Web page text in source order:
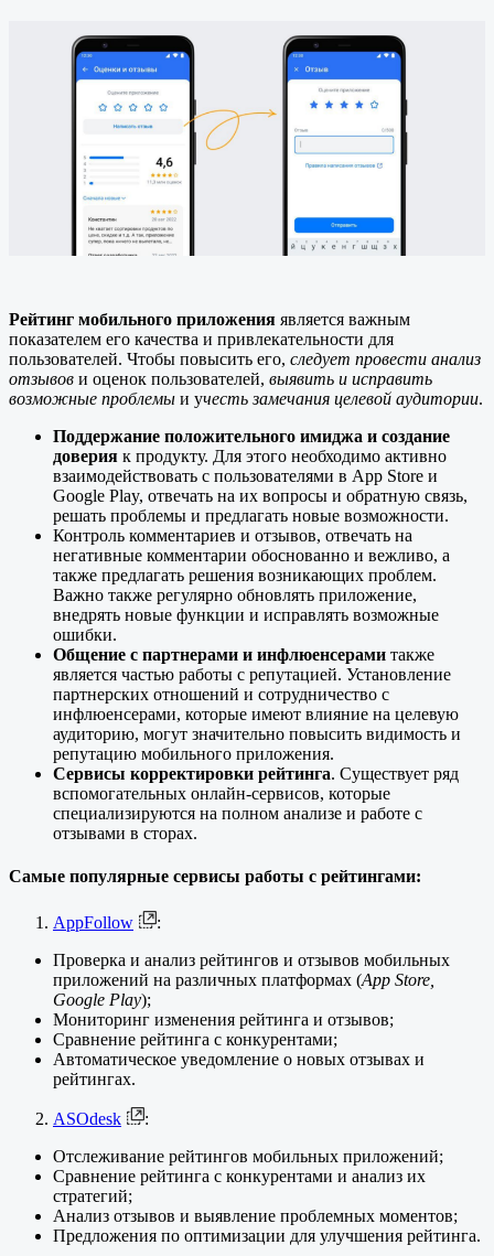
Рейтинг мобильного приложения является важным
показателем его качества и привлекательности для
пользователей. Чтобы повысить его, следует провести анализ
отзывов и оценок пользователей, выявить и исправить
возможные проблемы и учесть замечания целевой аудитории.
Поддержание положительного имиджа и создание
доверия к продукту. Для этого необходимо активно
взаимодействовать с пользователями в App Store и
Google Play, отвечать на их вопросы и обратную связь,
решать проблемы и предлагать новые возможности.
Контроль комментариев и отзывов, отвечать на
негативные комментарии обоснованно и вежливо, а
также предлагать решения возникающих проблем.
Важно также регулярно обновлять приложение,
внедрять новые функции и исправлять возможные
ошибки.
Общение с партнерами и инфлюенсерами также
является частью работы с репутацией. Установление
партнерских отношений и сотрудничество с
инфлюенсерами, которые имеют влияние на целевую
аудиторию, могут значительно повысить видимость и
репутацию мобильного приложения.
Сервисы корректировки рейтинга. Существует ряд
вспомогательных онлайн-сервисов, которые
специализируются на полном анализе и работе с
отзывами в сторах.
Самые популярные сервисы работы с рейтингами:
AppFollow
:
Проверка и анализ рейтингов и отзывов мобильных
приложений на различных платформах (App Store,
Google Play);
Мониторинг изменения рейтинга и отзывов;
Сравнение рейтинга с конкурентами;
Автоматическое уведомление о новых отзывах и
рейтингах.
ASOdesk
:
Отслеживание рейтингов мобильных приложений;
Сравнение рейтинга с конкурентами и анализ их
стратегий;
Анализ отзывов и выявление проблемных моментов;
Предложения по оптимизации для улучшения рейтинга.